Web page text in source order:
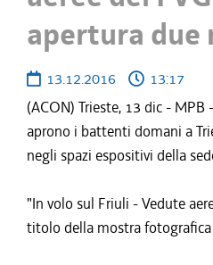
apertura due
13.12.2016
13:17
(ACON) Trieste, 13 dic - MPB
aprono i battenti domani a
negli spazi espositivi della
"In volo sul Friuli - Vedute
titolo della mostra